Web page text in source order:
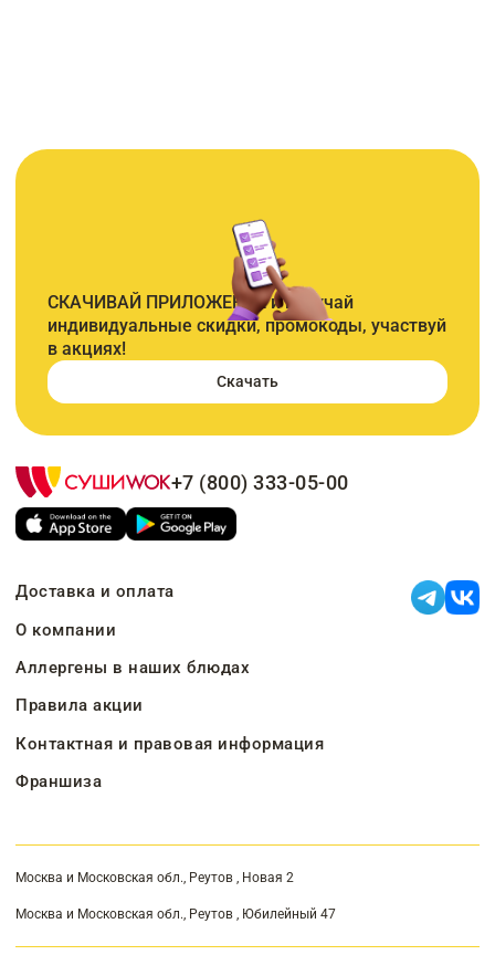
СКАЧИВАЙ ПРИЛОЖЕНИЕ и получай
индивидуальные скидки, промокоды, участвуй
в акциях!
Скачать
+7 (800) 333-05-00
Доставка и оплата
О компании
Аллергены в наших блюдах
Правила акции
Контактная и правовая информация
Франшиза
Москва и Московская обл., Реутов , Новая 2
Москва и Московская обл., Реутов , Юбилейный 47